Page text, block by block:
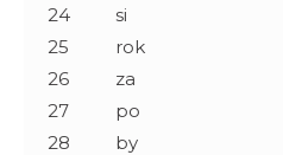
24
si
25
rok
26
za
27
po
28
by